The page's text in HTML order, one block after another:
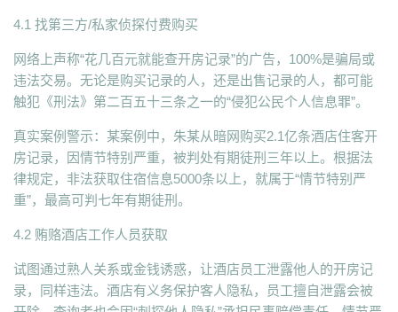
4.1 找第三方/私家侦探付费购买
网络上声称“花几百元就能查开房记录”的广告，100%是骗局或
违法交易。无论是购买记录的人，还是出售记录的人，都可能
触犯《刑法》第二百五十三条之一的“侵犯公民个人信息罪”。
真实案例警示：某案例中，朱某从暗网购买2.1亿条酒店住客开
房记录，因情节特别严重，被判处有期徒刑三年以上。根据法
律规定，非法获取住宿信息5000条以上，就属于“情节特别严
重”，最高可判七年有期徒刑。
4.2 贿赂酒店工作人员获取
试图通过熟人关系或金钱诱惑，让酒店员工泄露他人的开房记
录，同样违法。酒店有义务保护客人隐私，员工擅自泄露会被